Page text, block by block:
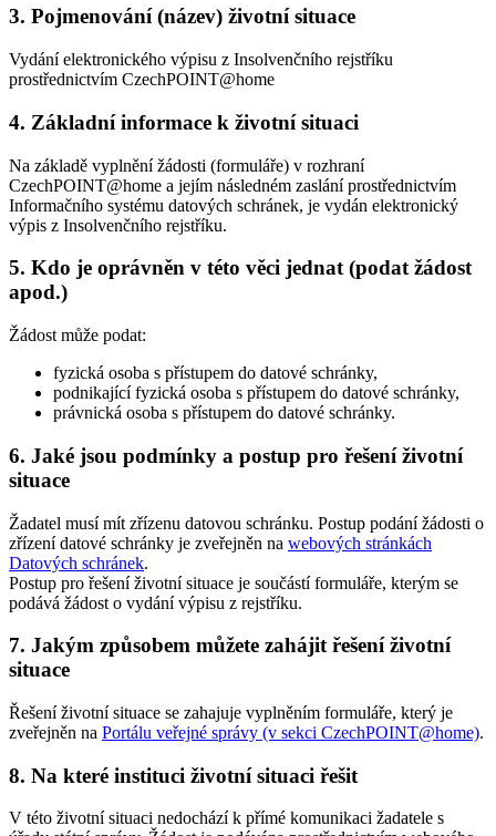
3. Pojmenování (název) životní situace
Vydání elektronického výpisu z Insolvenčního rejstříku
prostřednictvím CzechPOINT@home
4. Základní informace k životní situaci
Na základě vyplnění žádosti (formuláře) v rozhraní
CzechPOINT@home a jejím následném zaslání prostřednictvím
Informačního systému datových schránek, je vydán elektronický
výpis z Insolvenčního rejstříku.
5. Kdo je oprávněn v této věci jednat (podat žádost
apod.)
Žádost může podat:
fyzická osoba s přístupem do datové schránky,
podnikající fyzická osoba s přístupem do datové schránky,
právnická osoba s přístupem do datové schránky.
6. Jaké jsou podmínky a postup pro řešení životní
situace
Žadatel musí mít zřízenu datovou schránku. Postup podání žádosti o
zřízení datové schránky je zveřejněn na webových stránkách
Datových schránek.
Postup pro řešení životní situace je součástí formuláře, kterým se
podává žádost o vydání výpisu z rejstříku.
7. Jakým způsobem můžete zahájit řešení životní
situace
Řešení životní situace se zahajuje vyplněním formuláře, který je
zveřejněn na Portálu veřejné správy (v sekci CzechPOINT@home).
8. Na které instituci životní situaci řešit
V této životní situaci nedochází k přímé komunikaci žadatele s